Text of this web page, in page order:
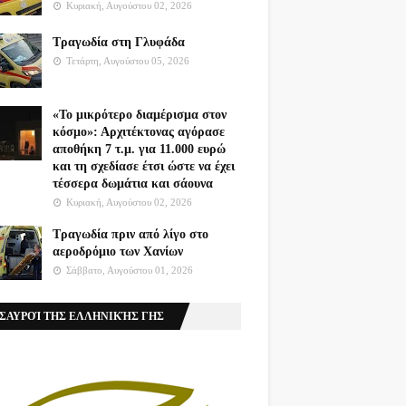
Κυριακή, Αυγούστου 02, 2026
Τραγωδία στη Γλυφάδα
Τετάρτη, Αυγούστου 05, 2026
«Το μικρότερο διαμέρισμα στον
κόσμο»: Αρχιτέκτονας αγόρασε
αποθήκη 7 τ.μ. για 11.000 ευρώ
και τη σχεδίασε έτσι ώστε να έχει
τέσσερα δωμάτια και σάουνα
Κυριακή, Αυγούστου 02, 2026
Τραγωδία πριν από λίγο στο
αεροδρόμιο των Χανίων
Σάββατο, Αυγούστου 01, 2026
ΤΗΣ ΕΛΛΗΝΙΚΉΣ ΓΗΣ